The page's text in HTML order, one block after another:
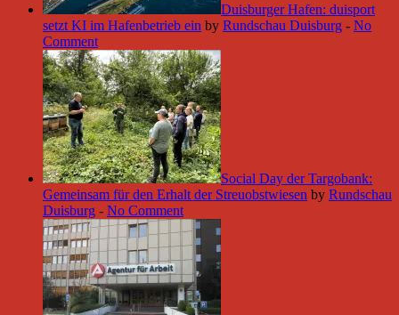
Duisburger Hafen: duisport
setzt KI im Hafenbetrieb ein by Rundschau Duisburg - No
Comment
Social Day der Targobank:
Gemeinsam für den Erhalt der Streuobstwiesen by Rundschau
Duisburg - No Comment